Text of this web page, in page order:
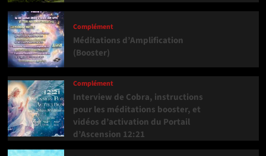
Complément
Méditations d’Amplification
(Booster)
Complément
Interview de Cobra, instructions
pour les méditations booster, et
vidéos d’activation du Portail
d’Ascension 12:21